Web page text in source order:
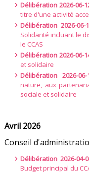
Délibération 2026-06-
titre d'une activité
Délibération 2026-06-
Solidarité incluant le
le CCAS
Délibération 2026-06-
et solidaire
Délibération 2026-06-
nature, aux
sociale et solidaire
Avril 2026
Conseil
Délibération 2026-04-
Budget principal du